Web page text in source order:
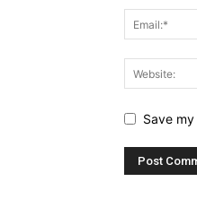
Save